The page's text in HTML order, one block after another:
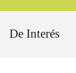
De Interés